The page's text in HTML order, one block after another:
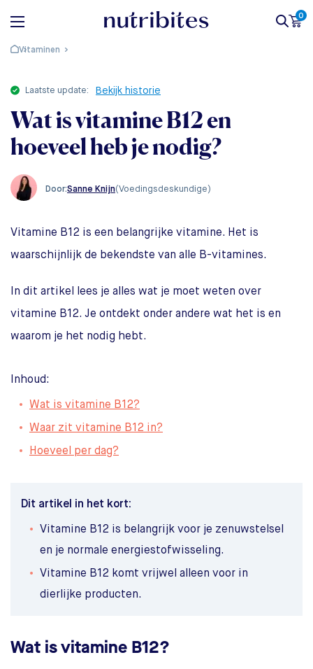
0
Vitaminen
laatste update: Bekijk historie
Wat is vitamine B12 en
hoeveel heb je nodig?
Door:Sanne Knijn(Voedingsdeskundige)
Vitamine B12 is een belangrijke vitamine. Het is
waarschijnlijk de bekendste van alle B-vitamines.
In dit artikel lees je alles wat je moet weten over
vitamine B12. Je ontdekt onder andere wat het is en
waarom je het nodig hebt.
Inhoud:
Wat is vitamine B12?
Waar zit vitamine B12 in?
Hoeveel per dag?
Dit artikel in het kort:
Vitamine B12 is belangrijk voor je zenuwstelsel
en je normale energiestofwisseling.
Vitamine B12 komt vrijwel alleen voor in
dierlijke producten.
Wat is vitamine B12?